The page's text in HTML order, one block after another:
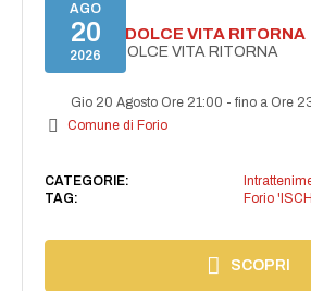
AGO
20
2026
FORIO LA DOLCE VITA RITORNA
FORIO LA DOLCE VITA RITORNA
Gio 20 Agosto Ore 21:00 -fino a Ore
Comune di Forio
CATEGORIE:
TAG:
Forio
SCOPRI